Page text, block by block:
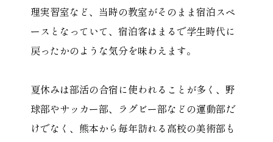
理実習室など、当時の教室がそのまま宿泊スペ
ースとなっていて、宿泊客はまるで学生時代に
戻ったかのような気分を味わえます。
夏休みは部活の合宿に使われることが多く、野
球部やサッカー部、ラグビー部などの運動部だ
けでなく、熊本から毎年訪れる高校の美術部も